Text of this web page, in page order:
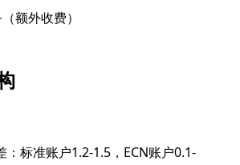
额外收费）
：标准账户1.2-1.5，ECN账户0.1-